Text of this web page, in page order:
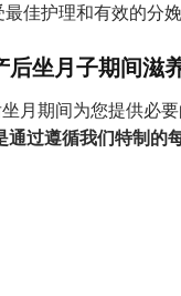
佳护理和有效的分娩
后坐月子期间滋
月期间为您提供必
通过遵循我们特制的